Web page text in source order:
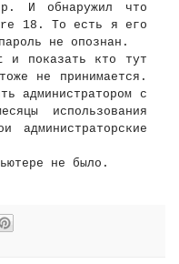
И обнаружил что
18. То есть я его
не опознан.
показать кто тут
не принимается.
администратором с
использования
администраторские
не было.